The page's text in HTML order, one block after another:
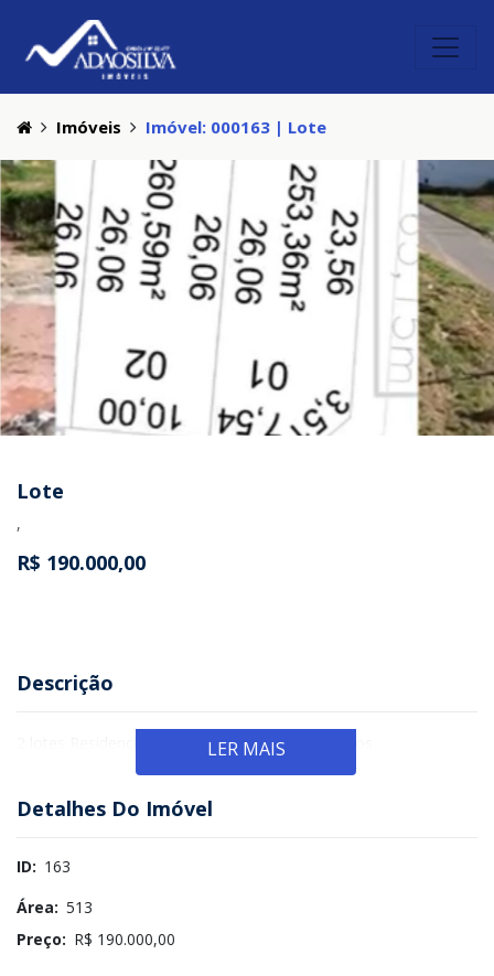
Imóveis Imóvel: 000163 | Lote
Lote
,
R$ 190.000,00
Descrição
2 lotes Residencial Eldorado 95 mil cada Quitados
LER MAIS
Detalhes Do Imóvel
ID: 163
Área: 513
Preço: R$ 190.000,00